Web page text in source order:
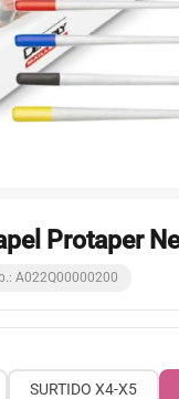
Protaper
A022Q00000200
SURTIDO X4-X5